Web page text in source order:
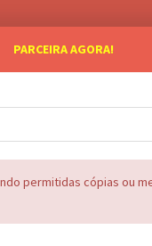
PARCEIRA AGORA!
permitidas cópias ou